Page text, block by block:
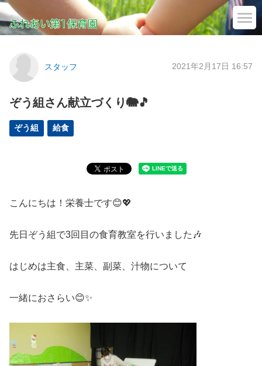
スタッフ 2021年2月17日 16:57
ぞう組さん献立づくり🐘🎵
ぞう組 給食
こんにちは！栄養士です😊💖
先日ぞう組で3回目の食育教室を行いました🎶
はじめは主食、主菜、副菜、汁物について
一緒におさらい😊✨